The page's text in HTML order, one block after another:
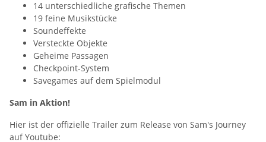
14 unterschiedliche grafische Themen
19 feine Musikstücke
Soundeffekte
Versteckte Objekte
Geheime Passagen
Checkpoint-System
Savegames auf dem Spielmodul
Sam in Aktion!
Hier ist der offizielle Trailer zum Release von Sam's Journey
auf Youtube: